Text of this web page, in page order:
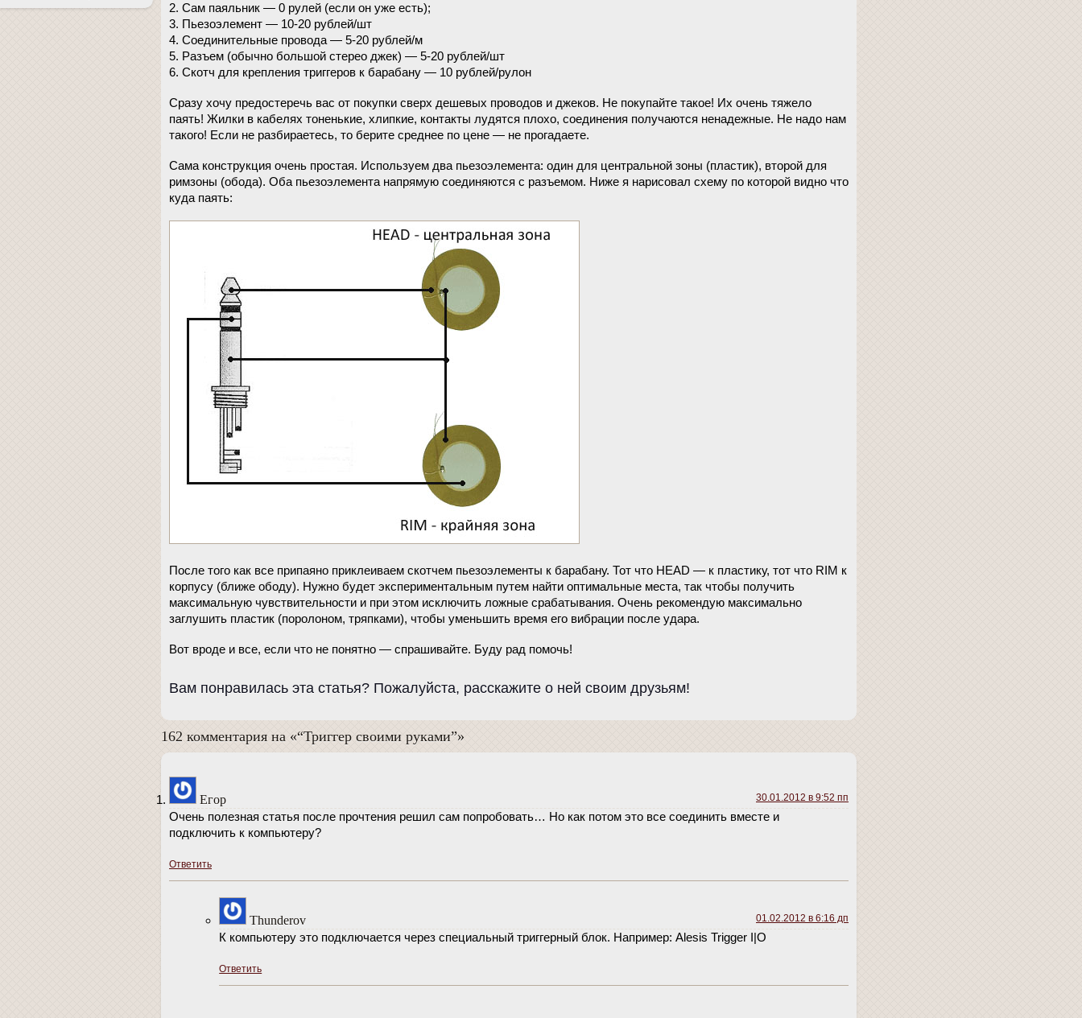
2. Сам паяльник — 0 рулей (если он уже есть);
3. Пьезоэлемент — 10-20 рублей/шт
4. Соединительные провода — 5-20 рублей/м
5. Разъем (обычно большой стерео джек) — 5-20 рублей/шт
6. Скотч для крепления триггеров к барабану — 10 рублей/рулон
Сразу хочу предостеречь вас от покупки сверх дешевых проводов и джеков. Не покупайте такое! Их очень тяжело
паять! Жилки в кабелях тоненькие, хлипкие, контакты лудятся плохо, соединения получаются ненадежные. Не надо нам
такого! Если не разбираетесь, то берите среднее по цене — не прогадаете.
Сама конструкция очень простая. Используем два пьезоэлемента: один для центральной зоны (пластик), второй для
римзоны (обода). Оба пьезоэлемента напрямую соединяются с разъемом. Ниже я нарисовал схему по которой видно что
куда паять:
После того как все припаяно приклеиваем скотчем пьезоэлементы к барабану. Тот что HEAD — к пластику, тот что RIM к
корпусу (ближе ободу). Нужно будет экспериментальным путем найти оптимальные места, так чтобы получить
максимальную чувствительности и при этом исключить ложные срабатывания. Очень рекомендую максимально
заглушить пластик (поролоном, тряпками), чтобы уменьшить время его вибрации после удара.
Вот вроде и все, если что не понятно — спрашивайте. Буду рад помочь!
Вам понравилась эта статья? Пожалуйста, расскажите о ней своим друзьям!
162 комментария на «“Триггер своими руками”»
Егор 30.01.2012 в 9:52 пп
Очень полезная статья после прочтения решил сам попробовать… Но как потом это все соединить вместе и
подключить к компьютеру?
Ответить
Thunderov 01.02.2012 в 6:16 дп
К компьютеру это подключается через специальный триггерный блок. Например: Alesis Trigger I|O
Ответить